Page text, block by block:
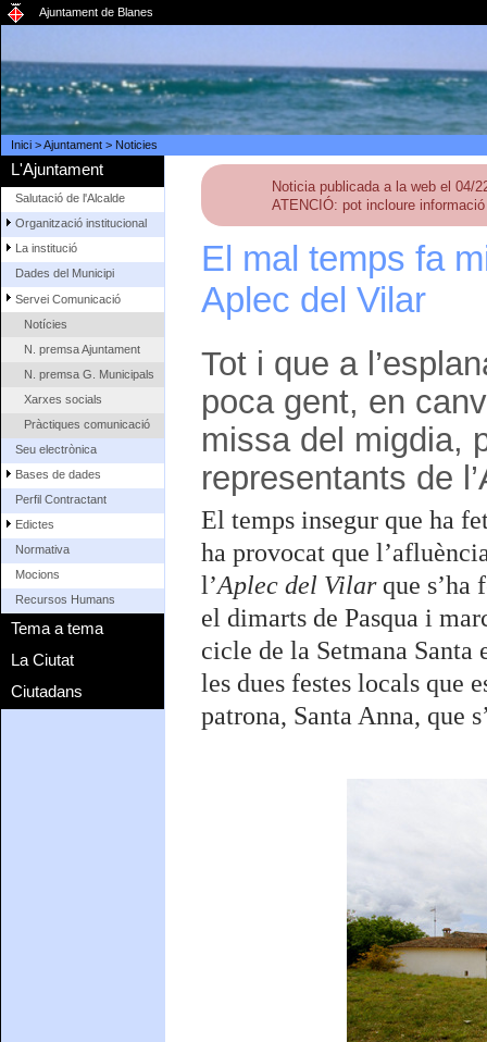
Ajuntament de Blanes
Inici>Ajuntament> Noticies
L'Ajuntament
Salutació de l'Alcalde
Organització institucional
La institució
Dades del Municipi
Servei Comunicació
Notícies
N. premsa Ajuntament
N. premsa G. Municipals
Xarxes socials
Pràctiques comunicació
Seu electrònica
Bases de dades
Perfil Contractant
Edictes
Normativa
Mocions
Recursos Humans
Tema a tema
La Ciutat
Ciutadans
Noticia publicada a la web el 04/
ATENCIÓ: pot incloure
El mal temps fa
Aplec del Vilar
Tot i que a
poca gent, en
missa del migdia,
representants de
El temps insegur que ha
ha provocat que
l’Aplec del Vilar que s’ha
el dimarts de Pasqua i
cicle de la Setmana Santa
les dues festes locals que
patrona, Santa Anna, que